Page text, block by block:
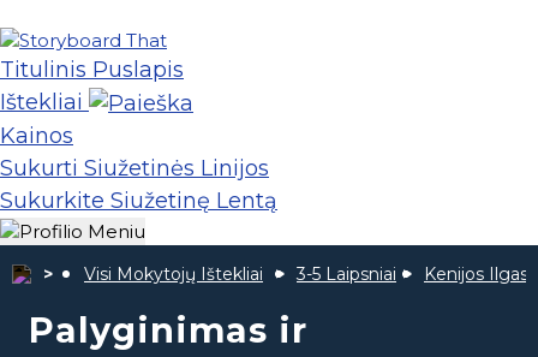
Titulinis Puslapis
Ištekliai
Kainos
Sukurti Siužetinės Linijos
Sukurkite Siužetinę Lentą
Visi Mokytojų Ištekliai 3-5 Laipsniai Kenijos Ilgas
Palyginimas ir